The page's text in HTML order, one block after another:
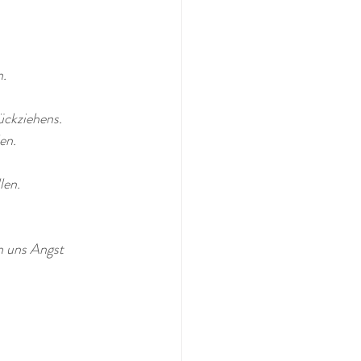
uns Angst